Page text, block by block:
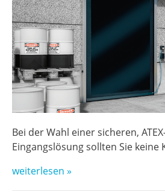
Bei der Wahl einer sicheren,
Eingangslösung sollten Sie keine
weiterlesen »